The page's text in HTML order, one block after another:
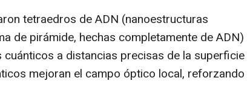
tetraedros de ADN (nanoestructuras
de pirámide, hechas completamente de ADN)
a distancias precisas de la superficie
mejoran el campo óptico local, reforzando